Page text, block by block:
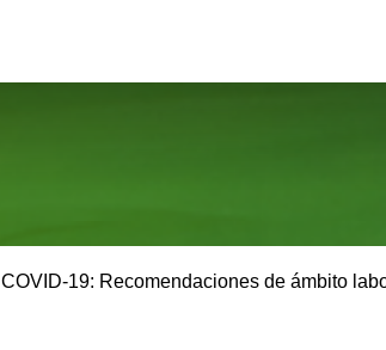
Castilla
COVID-19: Recomendaciones de ámbito